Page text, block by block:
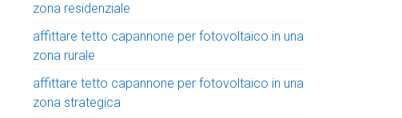
zona residenziale
affittare tetto capannone per fotovoltaico in una
zona rurale
affittare tetto capannone per fotovoltaico in una
zona strategica